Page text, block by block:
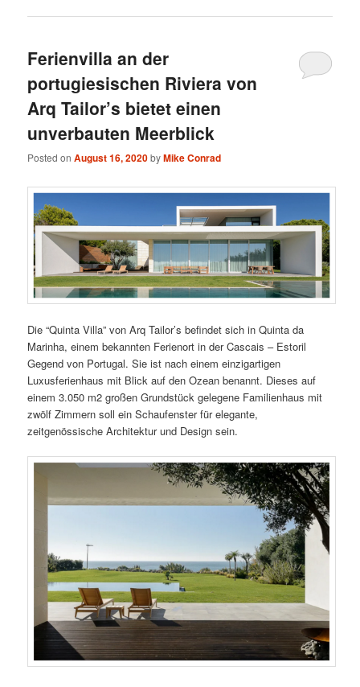
Ferienvilla an der
portugiesischen Riviera von
Arq Tailor’s bietet einen
unverbauten Meerblick
Posted onAugust 16, 2020byMike Conrad
Die “Quinta Villa” von Arq Tailor’s befindet sich in Quinta da
Marinha, einem bekannten Ferienort in der Cascais – Estoril
Gegend von Portugal. Sie ist nach einem einzigartigen
Luxusferienhaus mit Blick auf den Ozean benannt. Dieses auf
einem 3.050 m2 großen Grundstück gelegene Familienhaus mit
zwölf Zimmern soll ein Schaufenster für elegante,
zeitgenössische Architektur und Design sein.